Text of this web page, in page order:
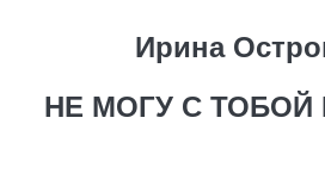
Ирина
НЕ МОГУ С ТОБОЙ